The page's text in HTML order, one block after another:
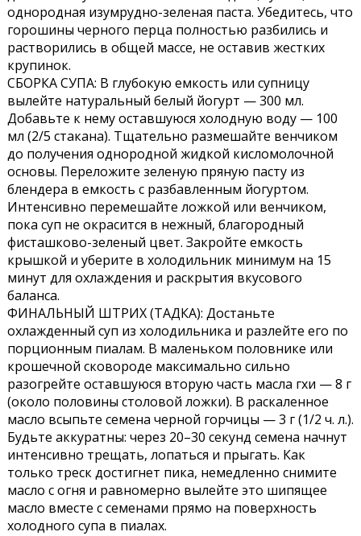
однородная изумрудно-зеленая паста. Убедитесь, что
горошины черного перца полностью разбились и
растворились в общей массе, не оставив жестких
крупинок.
СБОРКА СУПА: В глубокую емкость или супницу
вылейте натуральный белый йогурт — 300 мл.
Добавьте к нему оставшуюся холодную воду — 100
мл (2/5 стакана). Тщательно размешайте венчиком
до получения однородной жидкой кисломолочной
основы. Переложите зеленую пряную пасту из
блендера в емкость с разбавленным йогуртом.
Интенсивно перемешайте ложкой или венчиком,
пока суп не окрасится в нежный, благородный
фисташково-зеленый цвет. Закройте емкость
крышкой и уберите в холодильник минимум на 15
минут для охлаждения и раскрытия вкусового
баланса.
ФИНАЛЬНЫЙ ШТРИХ (ТАДКА): Достаньте
охлажденный суп из холодильника и разлейте его по
порционным пиалам. В маленьком половнике или
крошечной сковороде максимально сильно
разогрейте оставшуюся вторую часть масла гхи — 8 г
(около половины столовой ложки). В раскаленное
масло всыпьте семена черной горчицы — 3 г (1/2 ч. л.).
Будьте аккуратны: через 20–30 секунд семена начнут
интенсивно трещать, лопаться и прыгать. Как
только треск достигнет пика, немедленно снимите
масло с огня и равномерно вылейте это шипящее
масло вместе с семенами прямо на поверхность
холодного супа в пиалах.